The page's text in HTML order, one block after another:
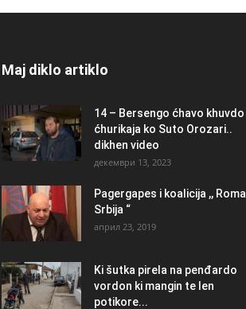
Maj diklo artiklo
14 – Bersengo ćhavo khuvdo
ćhurikaja ko Suto Orozari..
dikhen video
декември 13, 2023
Pagergapes i koalicija ,, Roma
Srbija “
април 23, 2019
Ki šutka pirela na penđardo
vordon ki mangin te len
potikore...